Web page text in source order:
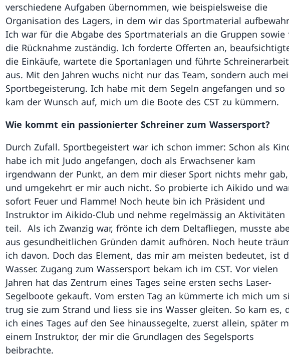
verschiedene Aufgaben übernommen, wie beispielsweise die
Organisation des Lagers, in dem wir das Sportmaterial
Ich war für die Abgabe des Sportmaterials an die Gruppen sowie
die Rücknahme zuständig. Ich forderte Offerten an,
die Einkäufe, wartete die Sportanlagen und führte
aus. Mit den Jahren wuchs nicht nur das Team, sondern auch
Sportbegeisterung. Ich habe mit dem Segeln angefangen und so
kam der Wunsch auf, mich um die Boote des CST zu kümmern.
Wie kommt ein passionierter Schreiner zum Wassersport?
Durch Zufall. Sportbegeistert war ich schon immer: Schon als
habe ich mit Judo angefangen, doch als Erwachsener kam
irgendwann der Punkt, an dem mir dieser Sport nichts mehr gab,
und umgekehrt er mir auch nicht. So probierte ich Aikido und
sofort Feuer und Flamme! Noch heute bin ich Präsident und
Instruktor im Aikido-Club und nehme regelmässig an Aktivitäten
teil. Als ich Zwanzig war, frönte ich dem Deltafliegen, musste
aus gesundheitlichen Gründen damit aufhören. Noch heute
ich davon. Doch das Element, das mir am meisten bedeutet, ist
Wasser. Zugang zum Wassersport bekam ich im CST. Vor vielen
Jahren hat das Zentrum eines Tages seine ersten sechs Laser-
Segelboote gekauft. Vom ersten Tag an kümmerte ich mich um
trug sie zum Strand und liess sie ins Wasser gleiten. So kam es,
ich eines Tages auf den See hinaussegelte, zuerst allein, später
einem Instruktor, der mir die Grundlagen des Segelsports
beibrachte.